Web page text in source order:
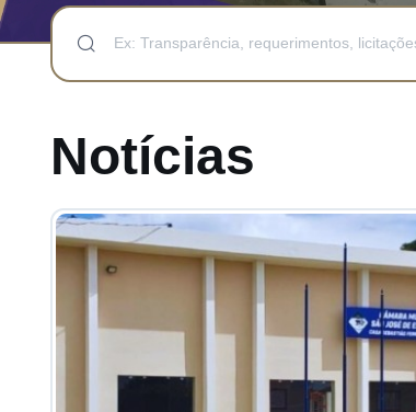
Notícias